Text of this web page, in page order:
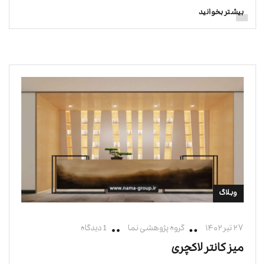
بیشتر بخوانید
وبلاگ
۲۷ تیر ۱۴۰۲ گروه پژوهشی نما 1 دیدگاه
میز کانتر لاکچری